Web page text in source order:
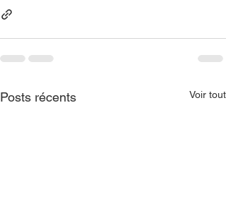
Posts récents Voir tout